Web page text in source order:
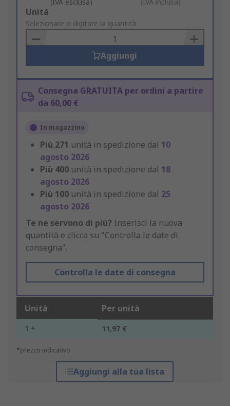
(IVA esclusa) (IVA inclusa)
Add
to
Basket
Unità
Selezionare o digitare la quantità
Aggiungi
Consegna GRATUITA per ordini a partire
da 60,00 €
In magazzino
Più 271 unità in spedizione dal 10
agosto 2026
Più 400 unità in spedizione dal 18
agosto 2026
Più 100 unità in spedizione dal 25
agosto 2026
Te ne servono di più? Inserisci la nuova
quantità e clicca su "Controlla le date di
consegna".
Controlla le date di consegna
Unità Per unità
1 + 11,97 €
*prezzo indicativo
Aggiungi alla tua lista